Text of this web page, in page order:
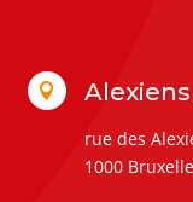

rue des
1000